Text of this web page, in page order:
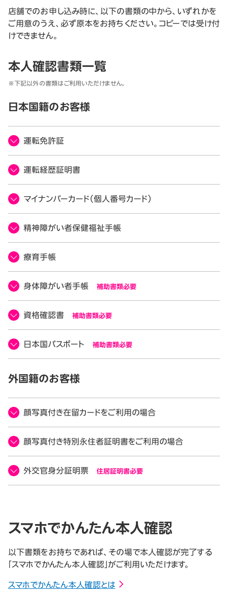
店舗でのお申し込み時に、以下の書類の中から、いずれかを
ご用意のうえ、必ず原本をお持ちください。コピーでは受け付
けできません。
本人確認書類一覧
※下記以外の書類はご利用いただけません。
日本国籍のお客様
運転免許証
運転経歴証明書
マイナンバーカード（個人番号カード）
精神障がい者保健福祉手帳
療育手帳
身体障がい者手帳 補助書類必要
資格確認書 補助書類必要
日本国パスポート 補助書類必要
外国籍のお客様
顔写真付き在留カードをご利用の場合
顔写真付き特別永住者証明書をご利用の場合
外交官身分証明票 住居証明書必要
スマホでかんたん本人確認
以下書類をお持ちであれば、その場で本人確認が完了する
「スマホでかんたん本人確認」がご利用いただけます。
スマホでかんたん本人確認とは